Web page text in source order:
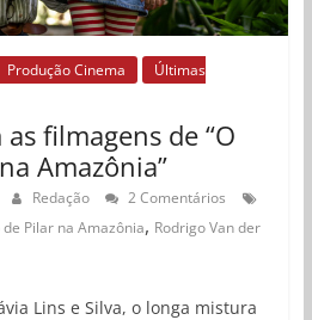
Produção Cinema
Últimas
filmagens de “O
Amazônia”
Redação
2 Comentários
Pilar na Amazônia, Rodrigo Van der
Lins e Silva, o longa mistura